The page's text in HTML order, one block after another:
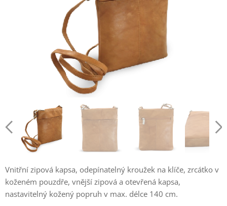
Vnitřní zipová kapsa, odepínatelný kroužek na klíče, zrcátko v
koženém pouzdře, vnější zipová a otevřená kapsa,
nastavitelný kožený popruh v max. délce 140 cm.